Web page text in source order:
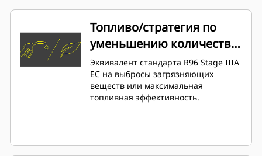
Топливо/стратегия по
уменьшению количества
выбросов
Эквивалент стандарта R96 Stage IIIA
ЕС на выбросы загрязняющих
веществ или максимальная
топливная эффективность.